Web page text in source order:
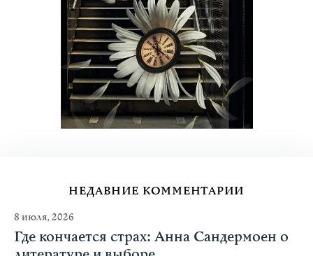
НЕДАВНИЕ КОММЕНТАРИИ
8 июля, 2026
Где кончается страх: Анна Сандермоен о